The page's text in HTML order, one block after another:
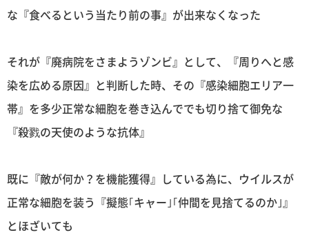
な『食べるという当たり前の事』が出来なくなった
それが『廃病院をさまようゾンビ』として、『周りへと感
染を広める原因』と判断した時、その『感染細胞エリア一
帯』を多少正常な細胞を巻き込んででも切り捨て御免な
『殺戮の天使のような抗体』
既に『敵が何か？を機能獲得』している為に、ウイルスが
正常な細胞を装う『擬態｢キャー｣｢仲間を見捨てるのか｣』
とほざいても